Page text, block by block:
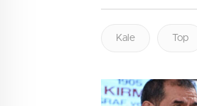
Kale Top